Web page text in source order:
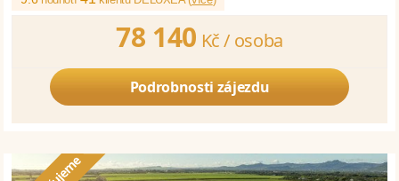
78 140 Kč / osoba
Podrobnosti zájezdu